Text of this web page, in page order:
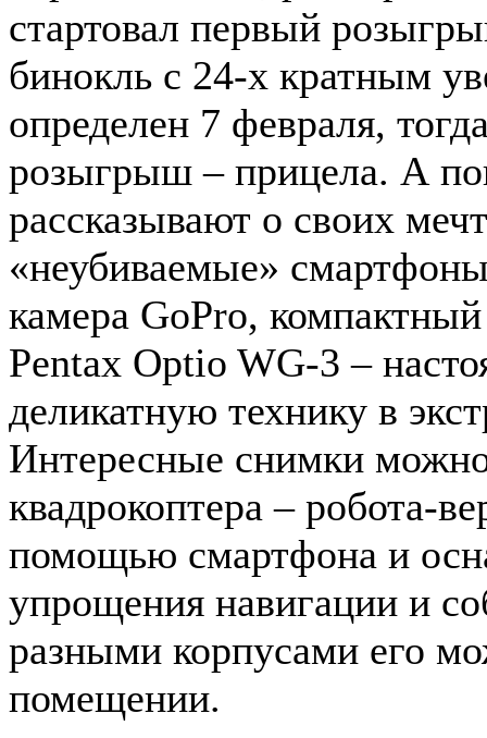
стартовал первый
бинокль с 24-х кратным
определен 7 февраля,
розыгрыш – прицела. А
рассказывают о своих
«неубиваемые»
камера GoPro,
Pentax Optio WG-3 –
деликатную технику в
Интересные снимки
квадрокоптера – робота-
помощью смартфона и
упрощения навигации и
разными корпусами его
помещении.